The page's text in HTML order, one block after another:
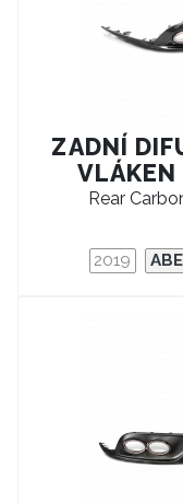
ZADNÍ
VLÁKEN
Rear
2019 ABE